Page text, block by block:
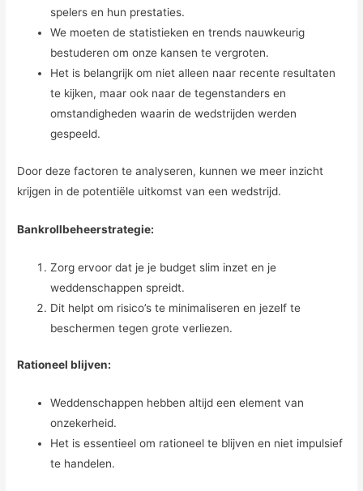
spelers en hun prestaties.
We moeten de statistieken en trends nauwkeurig
bestuderen om onze kansen te vergroten.
Het is belangrijk om niet alleen naar recente resultaten
te kijken, maar ook naar de tegenstanders en
omstandigheden waarin de wedstrijden werden
gespeeld.
Door deze factoren te analyseren, kunnen we meer inzicht
krijgen in de potentiële uitkomst van een wedstrijd.
Bankrollbeheerstrategie:
Zorg ervoor dat je je budget slim inzet en je
weddenschappen spreidt.
Dit helpt om risico’s te minimaliseren en jezelf te
beschermen tegen grote verliezen.
Rationeel blijven:
Weddenschappen hebben altijd een element van
onzekerheid.
Het is essentieel om rationeel te blijven en niet impulsief
te handelen.